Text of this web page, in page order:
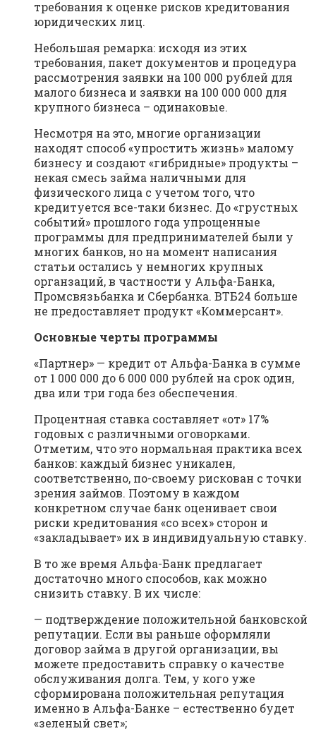
требования к оценке рисков кредитования
юридических лиц.
Небольшая ремарка: исходя из этих
требования, пакет документов и процедура
рассмотрения заявки на 100 000 рублей для
малого бизнеса и заявки на 100 000 000 для
крупного бизнеса – одинаковые.
Несмотря на это, многие организации
находят способ «упростить жизнь» малому
бизнесу и создают «гибридные» продукты –
некая смесь займа наличными для
физического лица с учетом того, что
кредитуется все-таки бизнес. До «грустных
событий» прошлого года упрощенные
программы для предпринимателей были у
многих банков, но на момент написания
статьи остались у немногих крупных
органзаций, в частности у Альфа-Банка,
Промсвязьбанка и Сбербанка. ВТБ24 больше
не предоставляет продукт «Коммерсант».
Основные черты программы
«Партнер» — кредит от Альфа-Банка в сумме
от 1 000 000 до 6 000 000 рублей на срок один,
два или три года без обеспечения.
Процентная ставка составляет «от» 17%
годовых с различными оговорками.
Отметим, что это нормальная практика всех
банков: каждый бизнес уникален,
соответственно, по-своему рискован с точки
зрения займов. Поэтому в каждом
конкретном случае банк оценивает свои
риски кредитования «со всех» сторон и
«закладывает» их в индивидуальную ставку.
В то же время Альфа-Банк предлагает
достаточно много способов, как можно
снизить ставку. В их числе:
— подтверждение положительной банковской
репутации. Если вы раньше оформляли
договор займа в другой организации, вы
можете предоставить справку о качестве
обслуживания долга. Тем, у кого уже
сформирована положительная репутация
именно в Альфа-Банке – естественно будет
«зеленый свет»;